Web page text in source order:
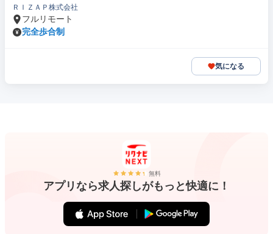
ＲＩＺＡＰ株式会社
フルリモート
完全歩合制
気になる
無料
アプリなら求人探しがもっと快適に！